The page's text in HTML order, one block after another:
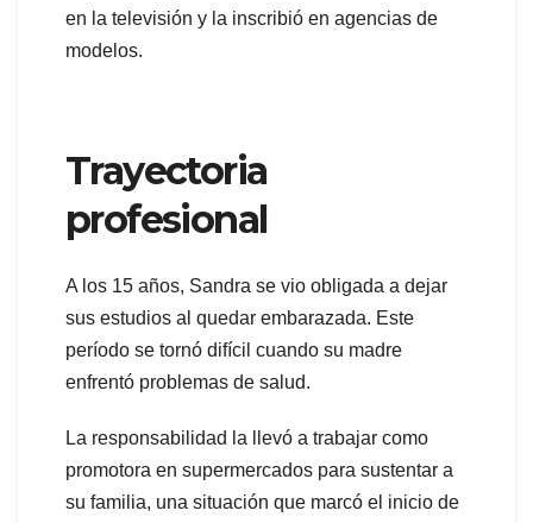
en la televisión y la inscribió en agencias de
modelos.
Trayectoria
profesional
A los 15 años, Sandra se vio obligada a dejar
sus estudios al quedar embarazada. Este
período se tornó difícil cuando su madre
enfrentó problemas de salud.
La responsabilidad la llevó a trabajar como
promotora en supermercados para sustentar a
su familia, una situación que marcó el inicio de